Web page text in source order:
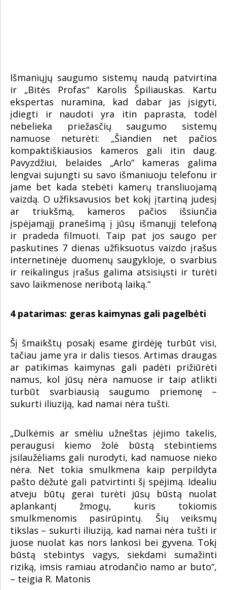
Išmaniųjų saugumo sistemų naudą patvirtina
ir „Bitės Profas“ Karolis Špiliauskas. Kartu
ekspertas nuramina, kad dabar jas įsigyti,
įdiegti ir naudoti yra itin paprasta, todėl
nebelieka priežasčių saugumo sistemų
namuose neturėti: „Šiandien net pačios
kompaktiškiausios kameros gali itin daug.
Pavyzdžiui, belaides „Arlo“ kameras galima
lengvai sujungti su savo išmaniuoju telefonu ir
jame bet kada stebėti kamerų transliuojamą
vaizdą. O užfiksavusios bet kokį įtartiną judesį
ar triukšmą, kameros pačios išsiunčia
įspėjamąjį pranešimą į jūsų išmanųjį telefoną
ir pradeda filmuoti. Taip pat jos saugo per
paskutines 7 dienas užfiksuotus vaizdo įrašus
internetinėje duomenų saugykloje, o svarbius
ir reikalingus įrašus galima atsisiųsti ir turėti
savo laikmenose neribotą laiką.“
4 patarimas: geras kaimynas gali pagelbėti
Šį šmaikštų posakį esame girdėję turbūt visi,
tačiau jame yra ir dalis tiesos. Artimas draugas
ar patikimas kaimynas gali padėti prižiūrėti
namus, kol jūsų nėra namuose ir taip atlikti
turbūt svarbiausią saugumo priemonę –
sukurti iliuziją, kad namai nėra tušti.
„Dulkėmis ar smėliu užneštas įėjimo takelis,
peraugusi kiemo žolė būstą stebintiems
įsilaužėliams gali nurodyti, kad namuose nieko
nėra. Net tokia smulkmena kaip perpildyta
pašto dėžutė gali patvirtinti šį spėjimą. Idealiu
atveju būtų gerai turėti jūsų būstą nuolat
aplankantį žmogų, kuris tokiomis
smulkmenomis pasirūpintų. Šių veiksmų
tikslas – sukurti iliuziją, kad namai nėra tušti ir
juose nuolat kas nors lankosi bei gyvena. Tokį
būstą stebintys vagys, siekdami sumažinti
riziką, imsis ramiau atrodančio namo ar buto“,
– teigia R. Matonis